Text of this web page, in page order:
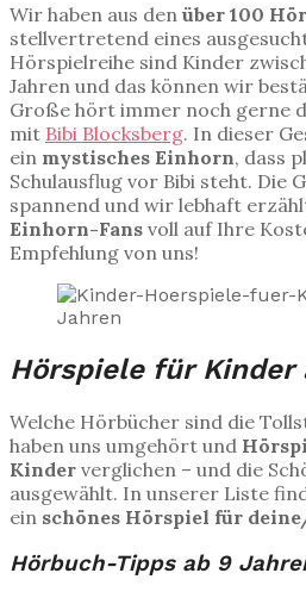
Wir haben aus den über 100
stellvertretend eines
Hörspielreihe sind Kinder
Jahren und das können wir
Große hört immer noch gerne
mit Bibi Blocksberg. In dieser
ein mystisches Einhorn, dass
Schulausflug vor Bibi steht. Die
spannend und wir lebhaft
Einhorn-Fans voll auf Ihre
Empfehlung von uns!
Hörspiele für Kinder
Welche Hörbücher sind die
haben uns umgehört und
Kinder verglichen – und die
ausgewählt. In unserer Liste
ein schönes Hörspiel für
Hörbuch-Tipps ab 9